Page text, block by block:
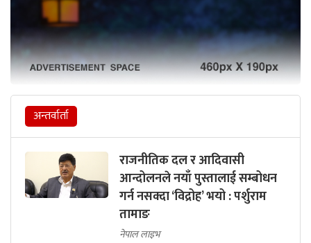
अन्तर्वार्ता
राजनीतिक दल र आदिवासी
आन्दोलनले नयाँ पुस्तालाई सम्बोधन
गर्न नसक्दा ‘विद्रोह’ भयो : पर्शुराम
तामाङ
नेपाल लाइभ